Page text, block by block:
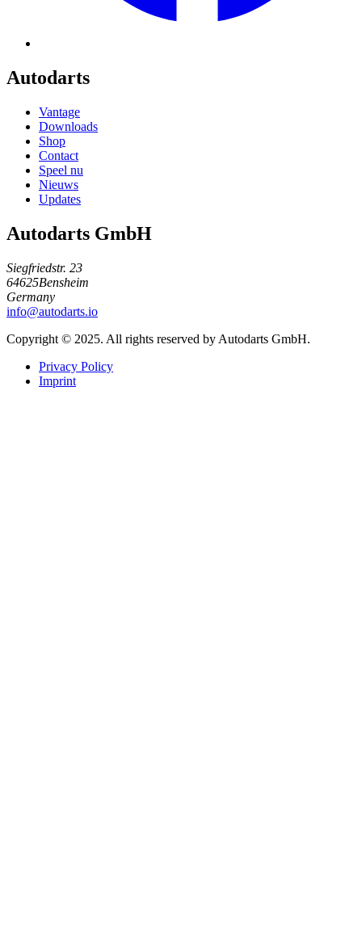
Autodarts
Vantage
Downloads
Shop
Contact
Speel nu
Nieuws
Updates
Autodarts GmbH
Siegfriedstr. 23
64625Bensheim
Germany
info@autodarts.io
Copyright © 2025. All rights reserved by Autodarts GmbH.
Privacy Policy
Imprint